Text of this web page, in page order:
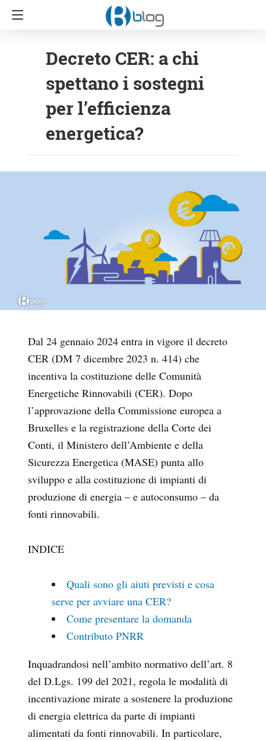
Decreto CER: a chi
spettano i sostegni
per l’efficienza
energetica?
Dal 24 gennaio 2024 entra in vigore il decreto
CER (DM 7 dicembre 2023 n. 414) che
incentiva la costituzione delle Comunità
Energetiche Rinnovabili (CER). Dopo
l’approvazione della Commissione europea a
Bruxelles e la registrazione della Corte dei
Conti, il Ministero dell’Ambiente e della
Sicurezza Energetica (MASE) punta allo
sviluppo e alla costituzione di impianti di
produzione di energia – e autoconsumo – da
fonti rinnovabili.
INDICE
Quali sono gli aiuti previsti e cosa
serve per avviare una CER?
Come presentare la domanda
Contributo PNRR
Inquadrandosi nell’ambito normativo dell’art. 8
del D.Lgs. 199 del 2021, regola le modalità di
incentivazione mirate a sostenere la produzione
di energia elettrica da parte di impianti
alimentati da fonti rinnovabili. In particolare,